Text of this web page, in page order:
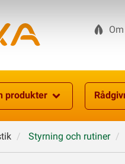
produkter
Styrning och rutiner